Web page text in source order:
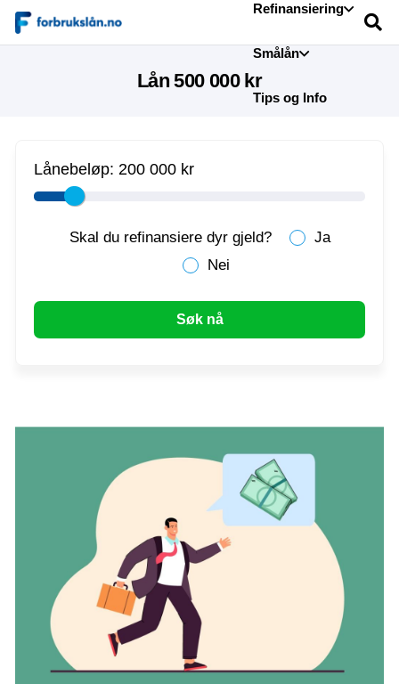
Refinansiering
Smålån
Tips og Info
Lån 500 000 kr
Lånebeløp: 200 000 kr
Skal du refinansiere dyr gjeld?
Ja
Nei
Søk nå